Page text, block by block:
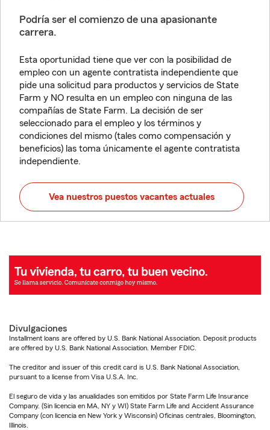
Podría ser el comienzo de una apasionante
carrera.
Esta oportunidad tiene que ver con la posibilidad de
empleo con un agente contratista independiente que
pide una solicitud para productos y servicios de State
Farm y NO resulta en un empleo con ninguna de las
compañías de State Farm. La decisión de ser
seleccionado para el empleo y los términos y
condiciones del mismo (tales como compensación y
beneficios) las toma únicamente el agente contratista
independiente.
Vea nuestros puestos vacantes actuales
Divulgaciones
Installment loans are offered by U.S. Bank National Association. Deposit products
are offered by U.S. Bank National Association. Member FDIC.
The creditor and issuer of this credit card is U.S. Bank National Association,
pursuant to a license from Visa U.S.A. Inc.
El seguro de vida y las anualidades son emitidos por State Farm Life Insurance
Company. (Sin licencia en MA, NY y WI) State Farm Life and Accident Assurance
Company (con licencia en New York y Wisconsin) Oficinas centrales, Bloomington,
Illinois.